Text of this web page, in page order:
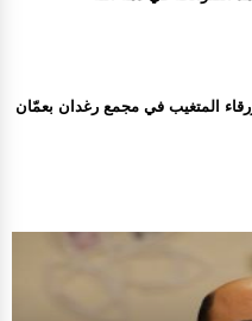
المتغيب في مجمع رغدان بعمّان